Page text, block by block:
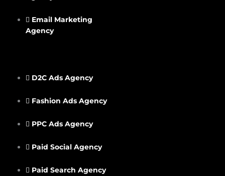
Email Marketing
Agency
D2C Ads Agency
Fashion Ads Agency
PPC Ads Agency
Paid Social Agency
Paid Search Agency